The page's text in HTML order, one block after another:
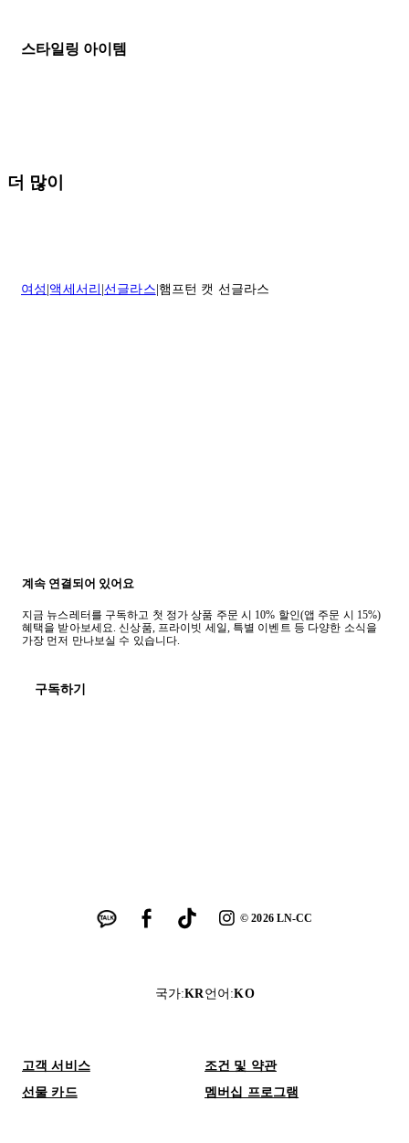
세일 기간에는 배송이 다소 지연될 수 있습니다. 궁금하신 점이 있거
나 도움이 필요하신 경우 고객센터로 문의해 주세요.
스타일링 아이템
더 많이
여성 액세서리 선글라스 햄프턴 캣 선글라스
계속 연결되어 있어요
지금 뉴스레터를 구독하고 첫 정가 상품 주문 시 10% 할인(앱 주문 시 15%)
혜택을 받아보세요. 신상품, 프라이빗 세일, 특별 이벤트 등 다양한 소식을
가장 먼저 만나보실 수 있습니다.
구독하기
©2026LN-CC
국가:KR 언어 :KO
고객 서비스
조건 및 약관
선물 카드
멤버십 프로그램